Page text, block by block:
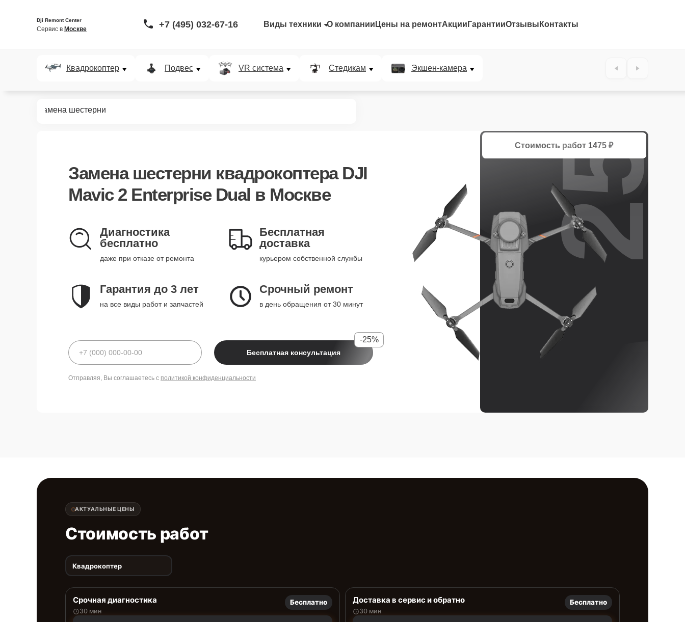
Dji Remont Center
Сервис в Москве +7 (495) 032-67-16 Виды техники О компании Цены на ремонтАкции ГарантииОтзывы Контакты
Квадрокоптер Подвес VR система Стедикам Экшен-камера
Замена шестерни
Замена шестерни квадрокоптера DJI
Mavic 2 Enterprise Dual в Москве
Диагностика
бесплатно
даже при отказе от ремонта
Бесплатная
доставка
курьером собственной службы
Гарантия до 3 лет
на все виды работ и запчастей
Срочный ремонт
в день обращения от 30 минут
Бесплатная консультация
-25%
Отправляя, Вы соглашаетесь с политикой конфиденциальности
Стоимость работ 1475 ₽
25%
АКТУАЛЬНЫЕ ЦЕНЫ
Стоимость работ
Квадрокоптер
Срочная диагностика
30 мин
Бесплатно Доставка в сервис и обратно
30 мин
Бесплатно